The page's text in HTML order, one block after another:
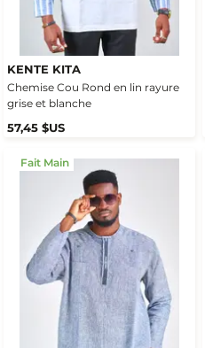
KENTE KITA
Chemise Cou Rond en lin rayure
grise et blanche
57,45 $US
Fait Main